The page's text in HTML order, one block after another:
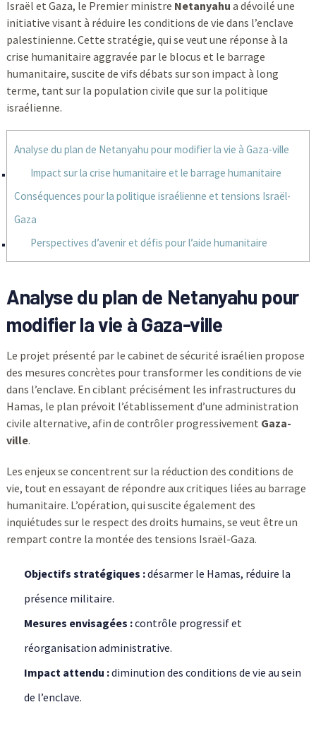
Israël et Gaza, le Premier ministre Netanyahu a dévoilé une
initiative visant à réduire les conditions de vie dans l’enclave
palestinienne. Cette stratégie, qui se veut une réponse à la
crise humanitaire aggravée par le blocus et le barrage
humanitaire, suscite de vifs débats sur son impact à long
terme, tant sur la population civile que sur la politique
israélienne.
Analyse du plan de Netanyahu pour modifier la vie à Gaza-ville
Impact sur la crise humanitaire et le barrage humanitaire
Conséquences pour la politique israélienne et tensions Israël-
Gaza
Perspectives d’avenir et défis pour l’aide humanitaire
Analyse du plan de Netanyahu pour
modifier la vie à Gaza-ville
Le projet présenté par le cabinet de sécurité israélien propose
des mesures concrètes pour transformer les conditions de vie
dans l’enclave. En ciblant précisément les infrastructures du
Hamas, le plan prévoit l’établissement d’une administration
civile alternative, afin de contrôler progressivement Gaza-
ville.
Les enjeux se concentrent sur la réduction des conditions de
vie, tout en essayant de répondre aux critiques liées au barrage
humanitaire. L’opération, qui suscite également des
inquiétudes sur le respect des droits humains, se veut être un
rempart contre la montée des tensions Israël-Gaza.
Objectifs stratégiques :désarmer le Hamas, réduire la
présence militaire.
Mesures envisagées :contrôle progressif et
réorganisation administrative.
Impact attendu :diminution des conditions de vie au sein
de l’enclave.